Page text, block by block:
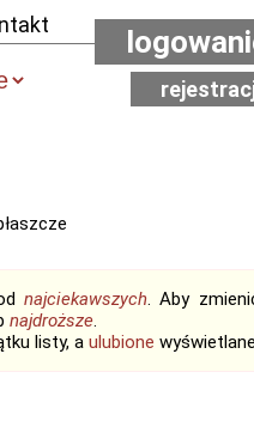
najciekawszych. Aby
najdroższe.
listy, a ulubione